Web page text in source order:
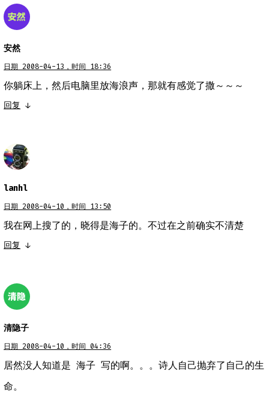
安然
日期 2008-04-13，时间 18:36
你躺床上，然后电脑里放海浪声，那就有感觉了撒～～～
回复 ↓
lanhl
日期 2008-04-10，时间 13:50
我在网上搜了的，晓得是海子的。不过在之前确实不清楚
回复 ↓
清隐子
日期 2008-04-10，时间 04:36
居然没人知道是 海子 写的啊。。。诗人自己抛弃了自己的生
命。